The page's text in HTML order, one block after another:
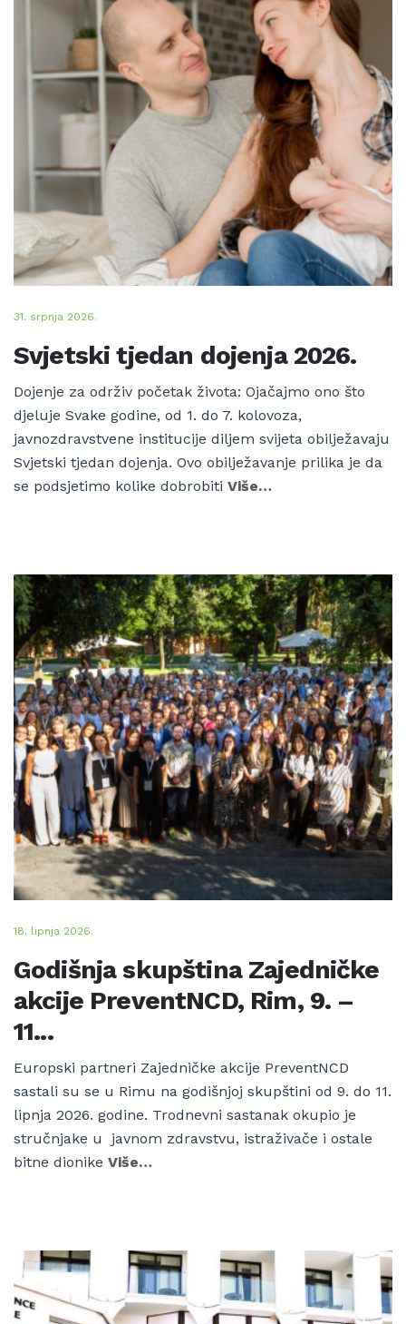
31. srpnja 2026.
Svjetski tjedan dojenja 2026.
Dojenje za održiv početak života: Ojačajmo ono što
djeluje Svake godine, od 1. do 7. kolovoza,
javnozdravstvene institucije diljem svijeta obilježavaju
Svjetski tjedan dojenja. Ovo obilježavanje prilika je da
se podsjetimo kolike dobrobiti Više…
18. lipnja 2026.
Godišnja skupština Zajedničke
akcije PreventNCD, Rim, 9. –
11...
Europski partneri Zajedničke akcije PreventNCD
sastali su se u Rimu na godišnjoj skupštini od 9. do 11.
lipnja 2026. godine. Trodnevni sastanak okupio je
stručnjake u javnom zdravstvu, istraživače i ostale
bitne dionike Više…